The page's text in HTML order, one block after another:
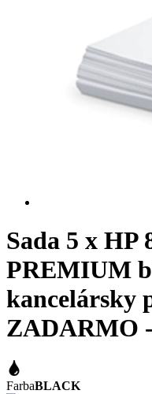
Sada 5 x HP
PREMIUM
kancelársky
ZADARMO
FarbaBLACK